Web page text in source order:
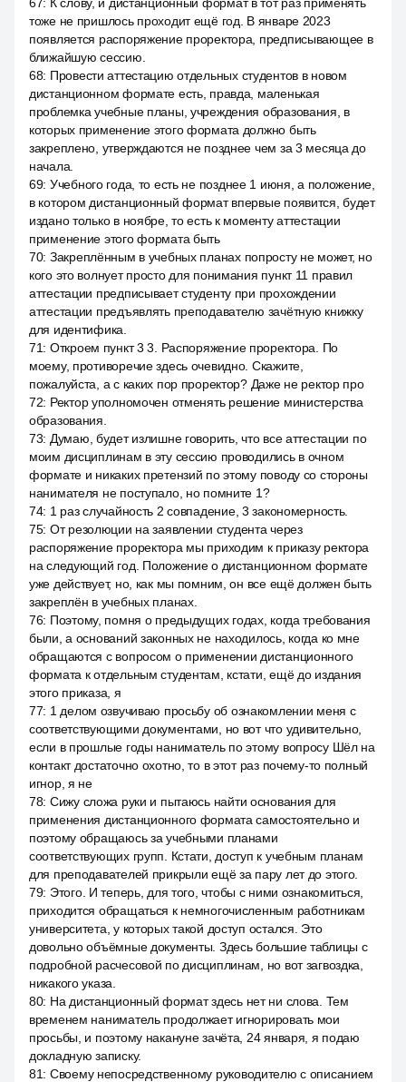
тоже не пришлось проходит ещё год. В январе 2023
появляется распоряжение проректора, предписывающее в
ближайшую сессию.
68: Провести аттестацию отдельных студентов в новом
дистанционном формате есть, правда, маленькая
проблемка учебные планы, учреждения образования, в
которых применение этого формата должно быть
закреплено, утверждаются не позднее чем за 3 месяца до
начала.
69: Учебного года, то есть не позднее 1 июня, а положение,
в котором дистанционный формат впервые появится, будет
издано только в ноябре, то есть к моменту аттестации
применение этого формата быть
70: Закреплённым в учебных планах попросту не может, но
кого это волнует просто для понимания пункт 11 правил
аттестации предписывает студенту при прохождении
аттестации предъявлять преподавателю зачётную книжку
для идентифика.
71: Откроем пункт 3 3. Распоряжение проректора. По
моему, противоречие здесь очевидно. Скажите,
пожалуйста, а с каких пор проректор? Даже не ректор про
72: Ректор уполномочен отменять решение министерства
образования.
73: Думаю, будет излишне говорить, что все аттестации по
моим дисциплинам в эту сессию проводились в очном
формате и никаких претензий по этому поводу со стороны
нанимателя не поступало, но помните 1?
74: 1 раз случайность 2 совпадение, 3 закономерность.
75: От резолюции на заявлении студента через
распоряжение проректора мы приходим к приказу ректора
на следующий год. Положение о дистанционном формате
уже действует, но, как мы помним, он все ещё должен быть
закреплён в учебных планах.
76: Поэтому, помня о предыдущих годах, когда требования
были, а оснований законных не находилось, когда ко мне
обращаются с вопросом о применении дистанционного
формата к отдельным студентам, кстати, ещё до издания
этого приказа, я
77: 1 делом озвучиваю просьбу об ознакомлении меня с
соответствующими документами, но вот что удивительно,
если в прошлые годы наниматель по этому вопросу Шёл на
контакт достаточно охотно, то в этот раз почему-то полный
игнор, я не
78: Сижу сложа руки и пытаюсь найти основания для
применения дистанционного формата самостоятельно и
поэтому обращаюсь за учебными планами
соответствующих групп. Кстати, доступ к учебным планам
для преподавателей прикрыли ещё за пару лет до этого.
79: Этого. И теперь, для того, чтобы с ними ознакомиться,
приходится обращаться к немногочисленным работникам
университета, у которых такой доступ остался. Это
довольно объёмные документы. Здесь большие таблицы с
подробной расчесовой по дисциплинам, но вот загвоздка,
никакого указа.
80: На дистанционный формат здесь нет ни слова. Тем
временем наниматель продолжает игнорировать мои
просьбы, и поэтому накануне зачёта, 24 января, я подаю
докладную записку.
81: Своему непосредственному руководителю с описанием